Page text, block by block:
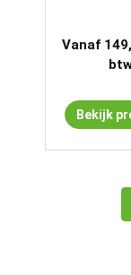
Vanaf
Bekijk